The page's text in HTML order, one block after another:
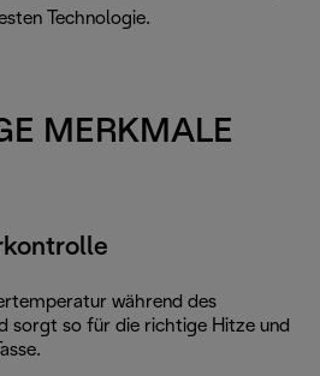
Technologie.
MERKMALE
während des
sorgt so für die richtige Hitze und